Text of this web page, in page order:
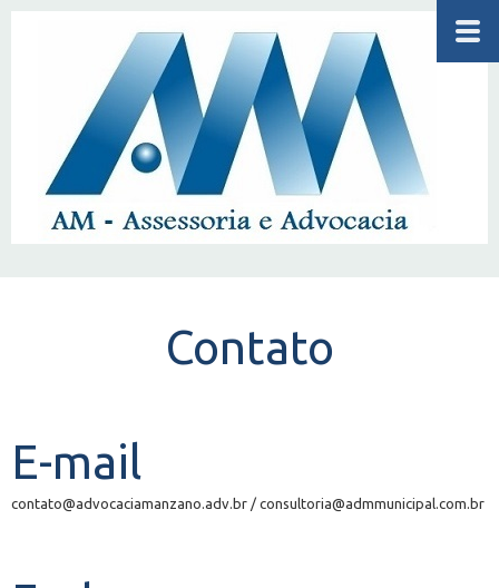
Contato
E-mail
contato@advocaciamanzano.adv.br / consultoria@admmunicipal.com.br